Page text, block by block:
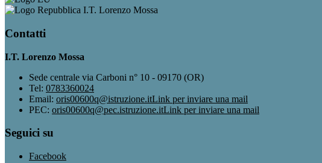
I.T. Lorenzo Mossa
Contatti
I.T. Lorenzo Mossa
Sede centrale via Carboni n° 10 - 09170 (OR)
Tel: 0783360024
Email: oris00600q@istruzione.itLink per inviare una mail
PEC: oris00600q@pec.istruzione.itLink per inviare una mail
Seguici su
Facebook